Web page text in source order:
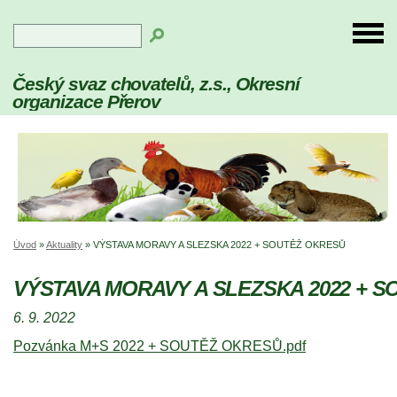
Český svaz chovatelů, z.s., Okresní
organizace Přerov
Úvod »Aktuality » VÝSTAVA MORAVY A SLEZSKA 2022 + SOUTĚŽ OKRESŮ
VÝSTAVA MORAVY A SLEZSKA 2022 +
6. 9. 2022
Pozvánka M+S 2022 + SOUTĚŽ OKRESŮ.pdf